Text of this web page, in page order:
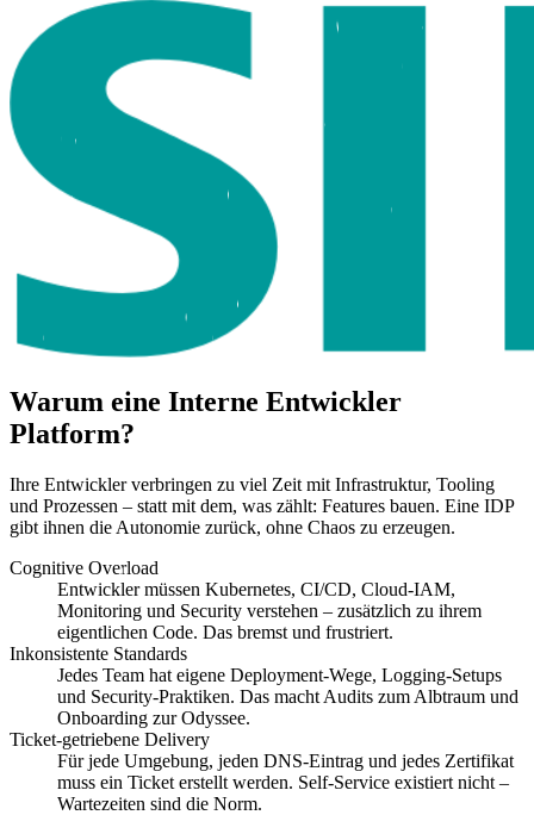
Warum eine Interne Entwickler
Platform?
Ihre Entwickler verbringen zu viel Zeit mit Infrastruktur, Tooling
und Prozessen – statt mit dem, was zählt: Features bauen. Eine IDP
gibt ihnen die Autonomie zurück, ohne Chaos zu erzeugen.
Cognitive Overload
Entwickler müssen Kubernetes, CI/CD, Cloud-IAM,
Monitoring und Security verstehen – zusätzlich zu ihrem
eigentlichen Code. Das bremst und frustriert.
Inkonsistente Standards
Jedes Team hat eigene Deployment-Wege, Logging-Setups
und Security-Praktiken. Das macht Audits zum Albtraum und
Onboarding zur Odyssee.
Ticket-getriebene Delivery
Für jede Umgebung, jeden DNS-Eintrag und jedes Zertifikat
muss ein Ticket erstellt werden. Self-Service existiert nicht –
Wartezeiten sind die Norm.